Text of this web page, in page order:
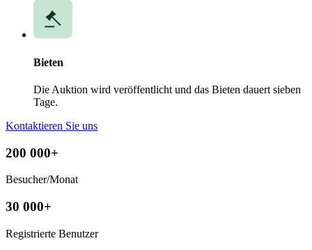
Bieten
Die Auktion wird veröffentlicht und das Bieten dauert sieben
Tage.
Kontaktieren Sie uns
200 000+
Besucher/Monat
30 000+
Registrierte Benutzer